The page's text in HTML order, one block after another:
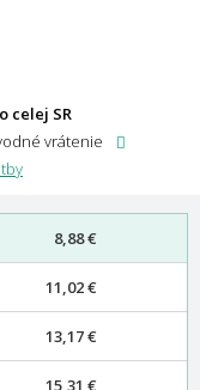
celej SR
vrátenie
8,88 €
11,02 €
13,17 €
15,31 €